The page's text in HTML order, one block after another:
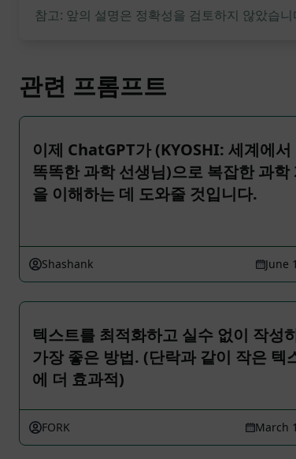
참고: 앞의 설명은 정확성을 검토하지 않았습
관련 프롬프트
이제 ChatGPT가 (KYOSHI: 세계에서
똑똑한 과학 선생님)으로 복잡한 과학
을 이해하는 데 도와줄 것입니다.
Shashank June
텍스트를 최적화하고 실수 없이 작성
가장 좋은 방법. (단락과 같이 작은 텍
에 더 효과적)
FORK March